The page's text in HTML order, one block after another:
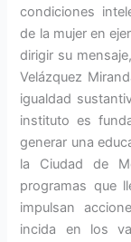
condiciones
de la mujer en
dirigir su
Velázquez
igualdad
instituto es
generar una
la Ciudad de
programas que
impulsan
incida en los